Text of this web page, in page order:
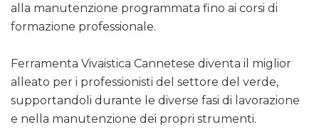
alla manutenzione programmata fino ai corsi di
formazione professionale.
Ferramenta Vivaistica Cannetese diventa il miglior
alleato per i professionisti del settore del verde,
supportandoli durante le diverse fasi di lavorazione
e nella manutenzione dei propri strumenti.